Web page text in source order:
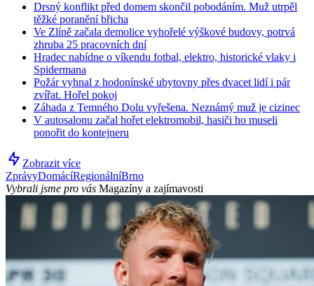
Drsný konflikt před domem skončil pobodáním. Muž utrpěl
těžké poranění břicha
Ve Zlíně začala demolice vyhořelé výškové budovy, potrvá
zhruba 25 pracovních dní
Hradec nabídne o víkendu fotbal, elektro, historické vlaky i
Spidermana
Požár vyhnal z hodonínské ubytovny přes dvacet lidí i pár
zvířat. Hořel pokoj
Záhada z Temného Dolu vyřešena. Neznámý muž je cizinec
V autosalonu začal hořet elektromobil, hasiči ho museli
ponořit do kontejneru
Zobrazit více
ZprávyDomácíRegionálníBrno
Vybrali jsme pro vás Magazíny a zajímavosti